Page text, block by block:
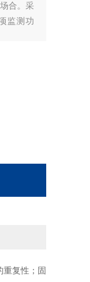
合。采
监测功
复性； 固